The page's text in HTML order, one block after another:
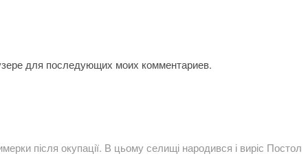
для последующих моих комментариев.
після окупації. В цьому селищі народився і виріс Постол